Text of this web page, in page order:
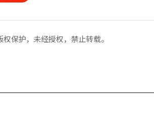
权保护，未经授权，禁止转载。